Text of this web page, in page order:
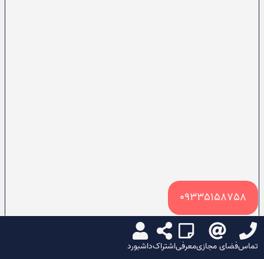
تماسفضای مجازیمعرفیاشتراکداشبورد
09335158758